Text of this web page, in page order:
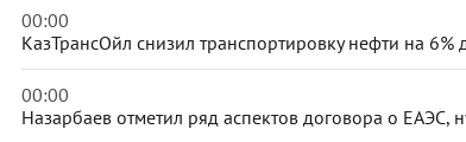
00:00
КазТрансОйл снизил транспортировку нефти на
00:00
Назарбаев отметил ряд аспектов договора о